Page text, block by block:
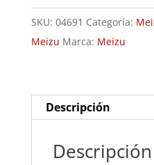
M3X
cantidad
SKU: 04691 Categoría:
Meizu Marca: Meizu
Descripción
Descripción